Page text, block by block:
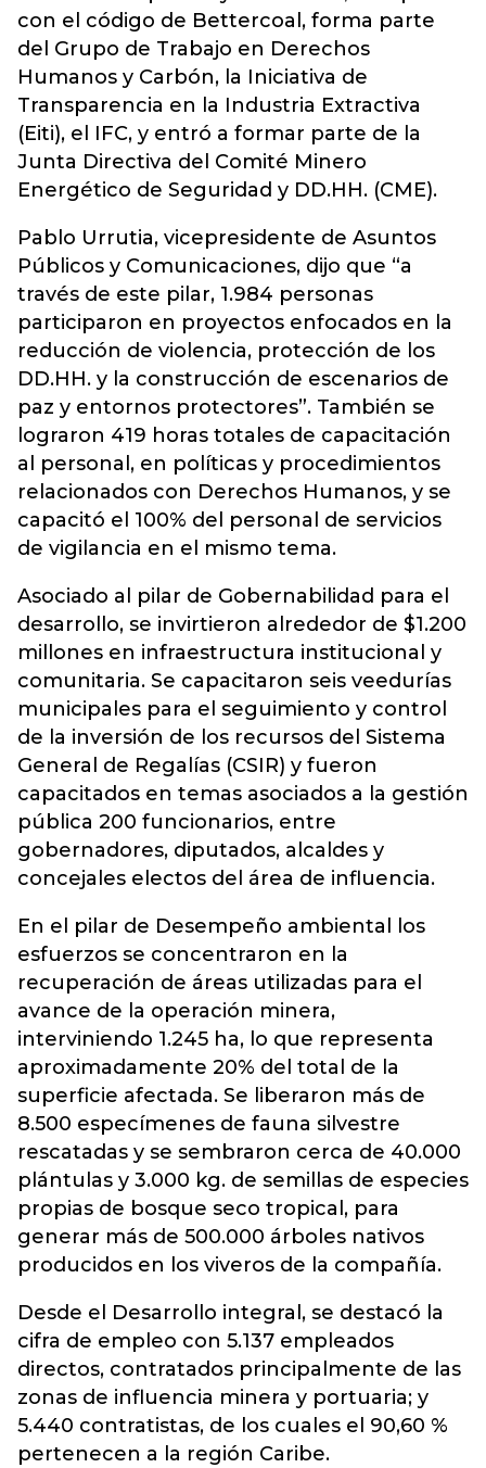
con el código de Bettercoal, forma parte
del Grupo de Trabajo en Derechos
Humanos y Carbón, la Iniciativa de
Transparencia en la Industria Extractiva
(Eiti), el IFC, y entró a formar parte de la
Junta Directiva del Comité Minero
Energético de Seguridad y DD.HH. (CME).
Pablo Urrutia, vicepresidente de Asuntos
Públicos y Comunicaciones, dijo que “a
través de este pilar, 1.984 personas
participaron en proyectos enfocados en la
reducción de violencia, protección de los
DD.HH. y la construcción de escenarios de
paz y entornos protectores”. También se
lograron 419 horas totales de capacitación
al personal, en políticas y procedimientos
relacionados con Derechos Humanos, y se
capacitó el 100% del personal de servicios
de vigilancia en el mismo tema.
Asociado al pilar de Gobernabilidad para el
desarrollo, se invirtieron alrededor de $1.200
millones en infraestructura institucional y
comunitaria. Se capacitaron seis veedurías
municipales para el seguimiento y control
de la inversión de los recursos del Sistema
General de Regalías (CSIR) y fueron
capacitados en temas asociados a la gestión
pública 200 funcionarios, entre
gobernadores, diputados, alcaldes y
concejales electos del área de influencia.
En el pilar de Desempeño ambiental los
esfuerzos se concentraron en la
recuperación de áreas utilizadas para el
avance de la operación minera,
interviniendo 1.245 ha, lo que representa
aproximadamente 20% del total de la
superficie afectada. Se liberaron más de
8.500 especímenes de fauna silvestre
rescatadas y se sembraron cerca de 40.000
plántulas y 3.000 kg. de semillas de especies
propias de bosque seco tropical, para
generar más de 500.000 árboles nativos
producidos en los viveros de la compañía.
Desde el Desarrollo integral, se destacó la
cifra de empleo con 5.137 empleados
directos, contratados principalmente de las
zonas de influencia minera y portuaria; y
5.440 contratistas, de los cuales el 90,60 %
pertenecen a la región Caribe.